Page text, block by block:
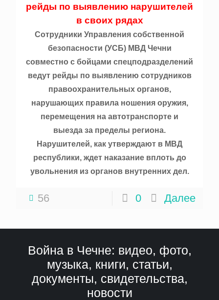
рейды по выявлению нарушителей
в своих рядах
Сотрудники Управления собственной
безопасности (УСБ) МВД Чечни
совместно с бойцами спецподразделений
ведут рейды по выявлению сотрудников
правоохранительных органов,
нарушающих правила ношения оружия,
перемещения на автотранспорте и
выезда за пределы региона.
Нарушителей, как утверждают в МВД
республики, ждет наказание вплоть до
увольнения из органов внутренних дел.
56 0 Далее
Война в Чечне: видео, фото,
музыка, книги, статьи,
документы, свидетельства,
новости